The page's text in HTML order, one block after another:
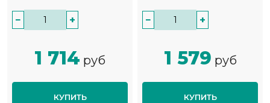
− +
1 714 руб
КУПИТЬ
− +
1 579 руб
КУПИТЬ